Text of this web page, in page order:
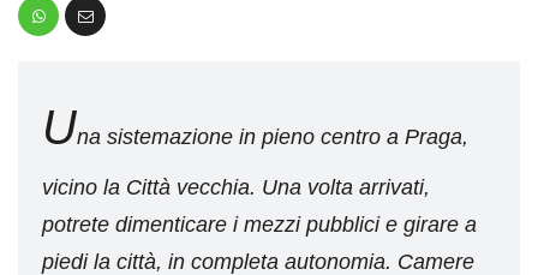
Una sistemazione in pieno centro a Praga,
vicino la Città vecchia. Una volta arrivati,
potrete dimenticare i mezzi pubblici e girare a
piedi la città, in completa autonomia. Camere